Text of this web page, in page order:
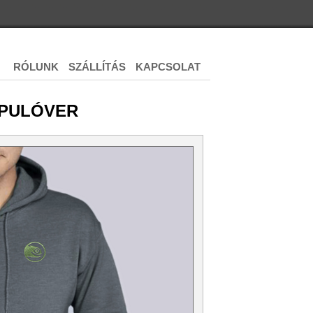
RÓLUNK SZÁLLÍTÁS KAPCSOLAT